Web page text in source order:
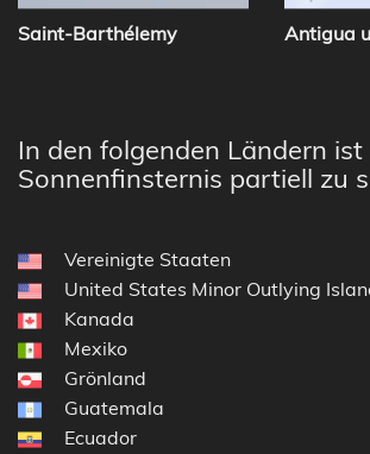
Saint-Barthélemy Antigua
In den folgenden Ländern ist
Sonnenfinsternis partiell zu
Vereinigte Staaten
United States Minor Outlying
Kanada
Mexiko
Grönland
Guatemala
Ecuador